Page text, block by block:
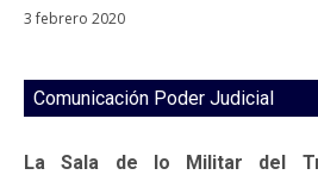
3 febrero 2020
Comunicación Poder Judicial
La Sala de lo Militar del